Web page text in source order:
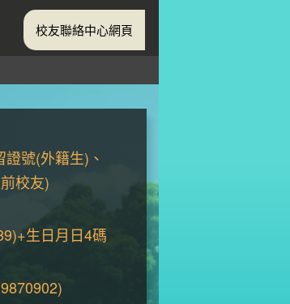
校友聯絡中心網頁
號(外籍生)、
校友)
生日月日4碼